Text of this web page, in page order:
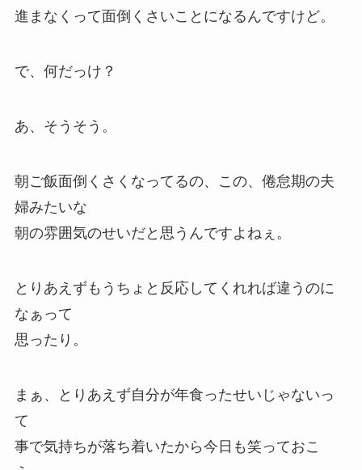
進まなくって面倒くさいことになるんですけど。
で、何だっけ？
あ、そうそう。
朝ご飯面倒くさくなってるの、この、倦怠期の夫
婦みたいな
朝の雰囲気のせいだと思うんですよねぇ。
とりあえずもうちょと反応してくれれば違うのに
なぁって
思ったり。
まぁ、とりあえず自分が年食ったせいじゃないっ
て
事で気持ちが落ち着いたから今日も笑っておこ